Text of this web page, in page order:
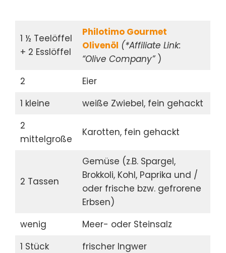
1 ½ Teelöffel
+ 2 Esslöffel
Philotimo Gourmet
Olivenöl (*Affiliate Link:
“Olive Company” )
2
Eier
1 kleine
weiße Zwiebel, fein gehackt
2
mittelgroße
Karotten, fein gehackt
2 Tassen
Gemüse (z.B. Spargel,
Brokkoli, Kohl, Paprika und /
oder frische bzw. gefrorene
Erbsen)
wenig
Meer- oder Steinsalz
1 Stück
frischer Ingwer